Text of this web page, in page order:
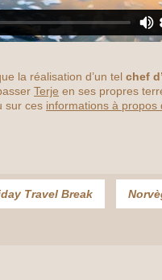
la réalisation d’un tel chef
Terje en ses propres
sur ces informations à propos
Travel Break